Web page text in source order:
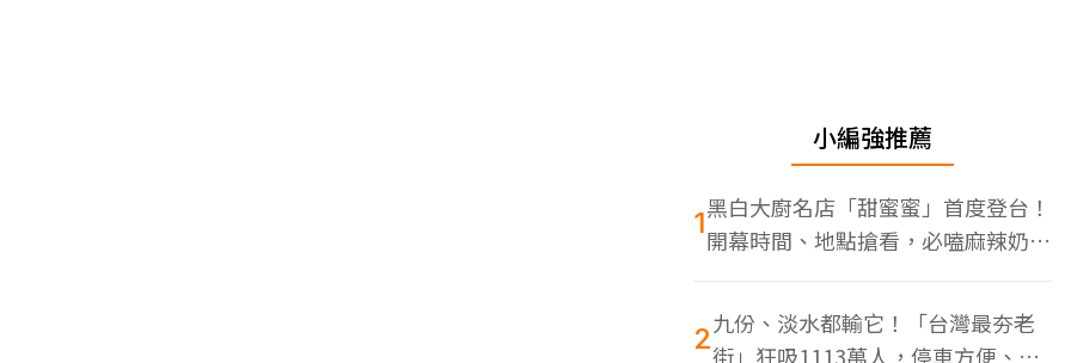
小編強推薦
1黑白大廚名店「甜蜜蜜」首度登台！
開幕時間、地點搶看，必嗑麻辣奶油
蝦
2九份、淡水都輸它！「台灣最夯老
街」狂吸1113萬人，停車方便、特